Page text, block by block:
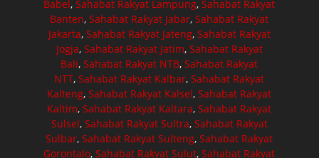
Babel,Sahabat Rakyat Lampung,Sahabat Rakyat
Banten,Sahabat Rakyat Jabar,Sahabat Rakyat
Jakarta, Sahabat Rakyat Jateng, Sahabat Rakyat
Jogja, Sahabat Rakyat Jatim, Sahabat Rakyat
Bali,Sahabat Rakyat NTB,Sahabat Rakyat
NTT,Sahabat Rakyat Kalbar,Sahabat Rakyat
Kalteng,Sahabat Rakyat Kalsel,Sahabat Rakyat
Kaltim,Sahabat Rakyat Kaltara,Sahabat Rakyat
Sulsel, Sahabat Rakyat Sultra, Sahabat Rakyat
Sulbar,Sahabat Rakyat Sulteng,Sahabat Rakyat
Gorontalo,Sahabat Rakyat Sulut,Sahabat Rakyat